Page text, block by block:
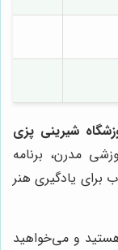
شیرینی پزی
مدرن، برنامه
برای یادگیری هنر
هستید و می‌خواهید